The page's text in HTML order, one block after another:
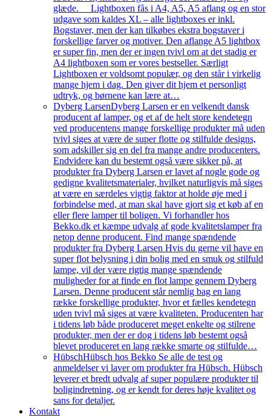
glæde. Lightboxen fås i A4, A5, A5 aflang og en stor
udgave som kaldes XL – alle lightboxes er inkl.
Bogstaver, men der kan tilkøbes ekstra bogstaver i
forskellige farver og motiver. Den aflange A5 lightbox
er super fin, men der er ingen tvivl om at det stadig er
A4 lightboxen som er vores bestseller. Særligt
Lightboxen er voldsomt populær, og den står i virkelig
mange hjem i dag. Den giver dit hjem et personligt
udtryk, og børnene kan lære at…
Dyberg LarsenDyberg Larsen er en velkendt dansk
producent af lamper, og et af de helt store kendetegn
ved producentens mange forskellige produkter må uden
tvivl siges at være de super flotte og stilfulde designs,
som adskiller sig en del fra mange andre producenters.
Endvidere kan du bestemt også være sikker på, at
produkter fra Dyberg Larsen er lavet af nogle gode og
gedigne kvalitetsmaterialer, hvilket naturligvis må siges
at være en særdeles vigtig faktor at holde øje med i
forbindelse med, at man skal have gjort sig et køb af en
eller flere lamper til boligen. Vi forhandler hos
Bekko.dk et kæmpe udvalg af gode kvalitetslamper fra
netop denne producent. Find mange spændende
produkter fra Dyberg Larsen Hvis du gerne vil have en
super flot belysning i din bolig med en smuk og stilfuld
lampe, vil der være rigtig mange spændende
muligheder for at finde en flot lampe gennem Dyberg
Larsen. Denne producent står nemlig bag en lang
række forskellige produkter, hvor et fælles kendetegn
uden tvivl må siges at være kvaliteten. Producenten har
i tidens løb både produceret meget enkelte og stilrene
produkter, men der er dog i tidens løb bestemt også
blevet produceret en lang række smarte og stilfulde…
HübschHübsch hos Bekko Se alle de test og
anmeldelser vi laver om produkter fra Hübsch. Hübsch
leverer et bredt udvalg af super populære produkter til
boligindretning, og er kendt for deres høje kvalitet og
sans for detaljer.
Kontakt